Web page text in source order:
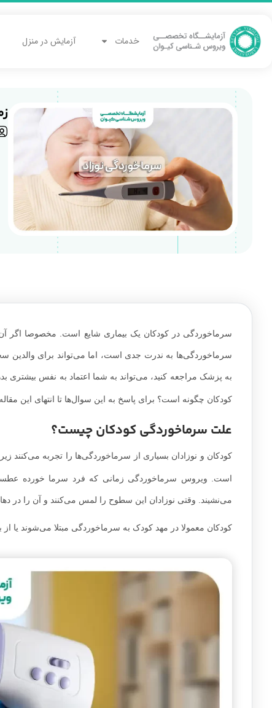
خدمات آزمایش در منزل
سرماخوردگی در کودکان یک بیماری شایع است. مخصوصا اگر
سرماخوردگی‌ها به ندرت جدی است، اما می‌تواند برای والدین
به پزشک مراجعه کنید، می‌تواند به شما اعتماد به نفس بیشتری
کودکان چگونه است؟ برای پاسخ به این سوال‌ها تا انتهای این
علت سرماخوردگی کودکان چیست؟
کودکان و نوزادان بسیاری از سرماخوردگی‌ها را تجربه می‌کنند
است. ویروس سرماخوردگی زمانی که فرد سرما خورده
می‌نشیند. وقتی نوزادان این سطوح را لمس می‌کنند و آن را در
کودکان معمولا در مهد کودک به سرماخوردگی مبتلا می‌شوند یا